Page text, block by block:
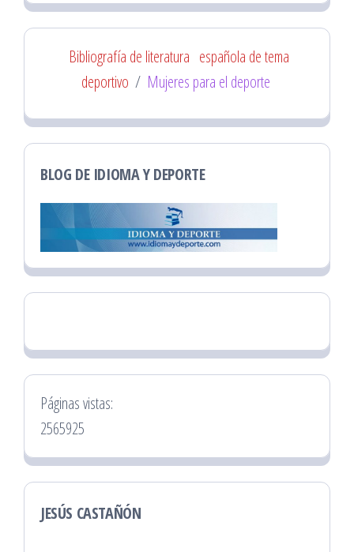
Bibliografía de literatura española de tema
deportivo / Mujeres para el deporte
BLOG DE IDIOMA Y DEPORTE
Páginas vistas:
2565925
JESÚS CASTAÑÓN